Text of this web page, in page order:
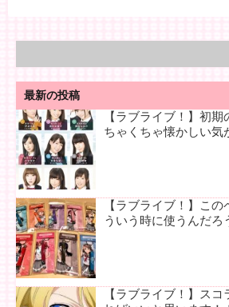
最新の投稿
【ラブライブ！】初
ちゃくちゃ懐かしい気
【ラブライブ！】こ
ういう時に使うんだろ
【ラブライブ！】ス